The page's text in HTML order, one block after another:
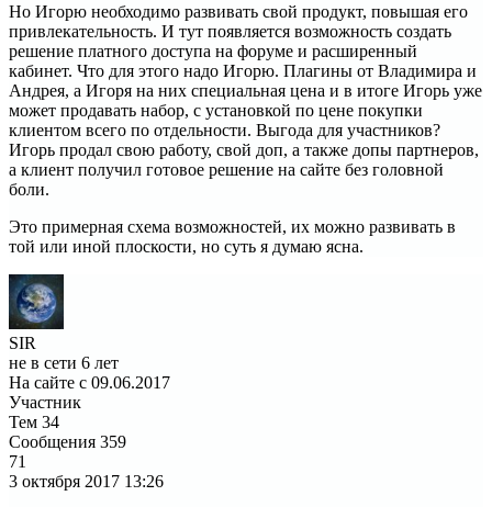
Но Игорю необходимо развивать свой продукт, повышая его
привлекательность. И тут появляется возможность создать
решение платного доступа на форуме и расширенный
кабинет. Что для этого надо Игорю. Плагины от Владимира и
Андрея, а Игоря на них специальная цена и в итоге Игорь уже
может продавать набор, с установкой по цене покупки
клиентом всего по отдельности. Выгода для участников?
Игорь продал свою работу, свой доп, а также допы партнеров,
а клиент получил готовое решение на сайте без головной
боли.
Это примерная схема возможностей, их можно развивать в
той или иной плоскости, но суть я думаю ясна.
SIR
не в сети 6 лет
На сайте с 09.06.2017
Участник
Тем 34
Сообщения 359
71
3 октября 2017 13:26